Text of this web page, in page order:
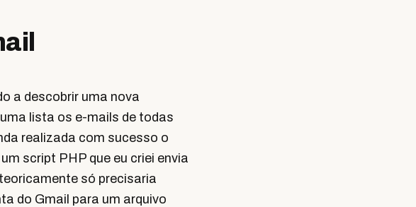
a descobrir uma nova
lista os e-mails de todas
realizada com sucesso o
script PHP que eu criei envia
só precisaria
do Gmail para um arquivo